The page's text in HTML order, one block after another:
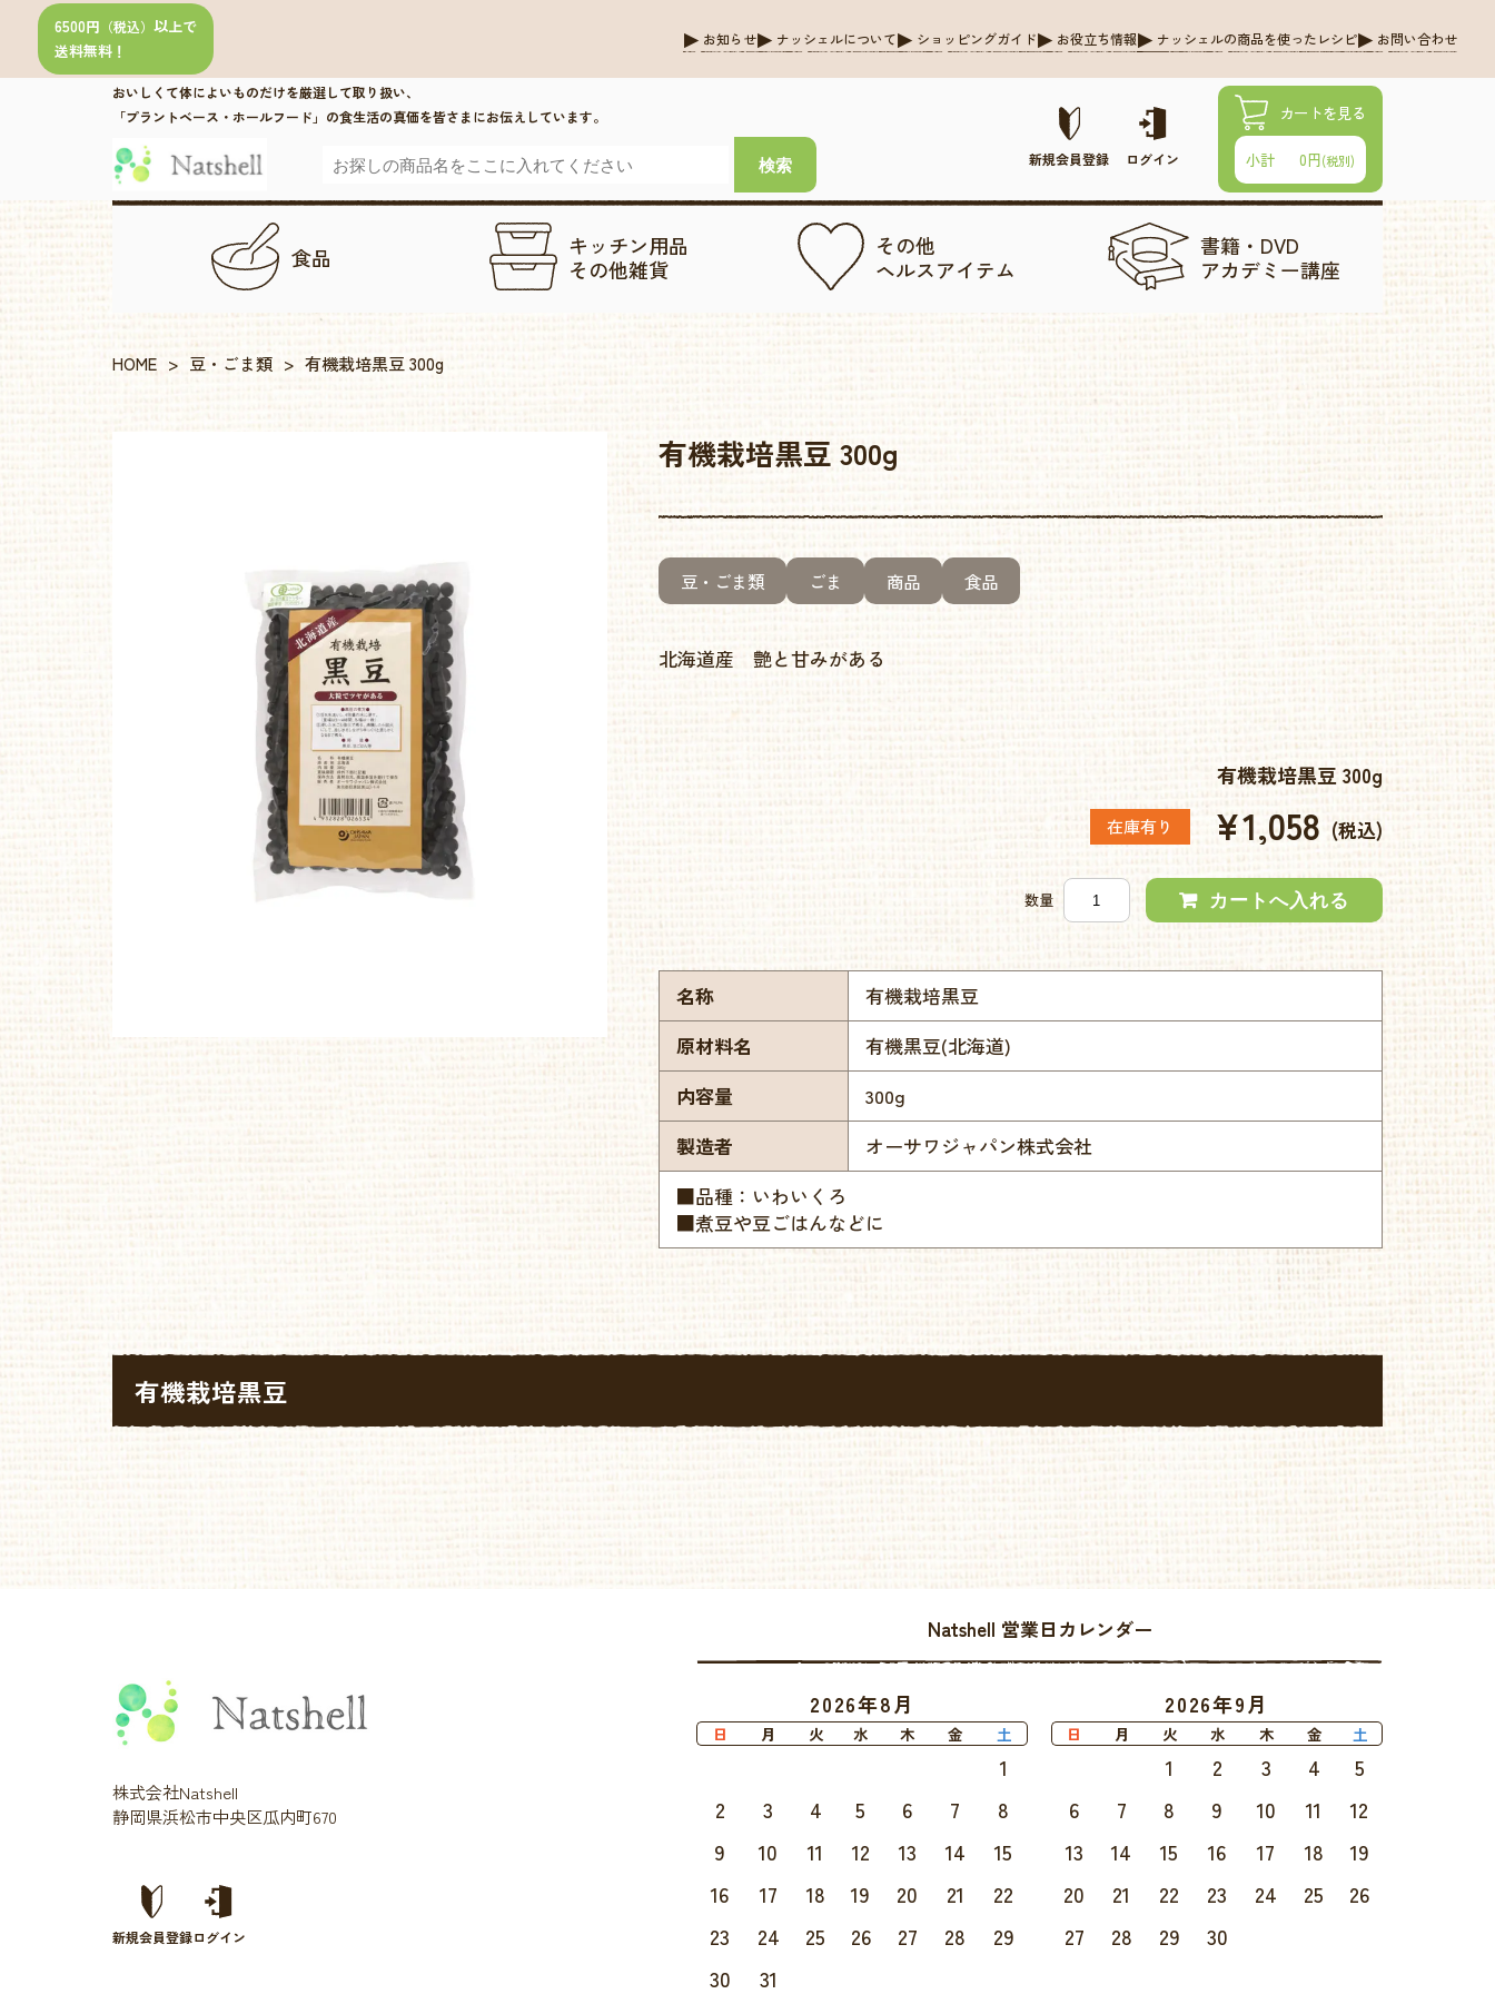
6500円 （税込） 以上で
送料無料！
お知らせ ナッシェルについて ショッピングガイド お役立ち情報 ナッシェルの商品を使ったレシピ お問い合わせ
おいしくて体によいものだけを厳選して取り扱い、
「プラントベース・ホールフード」の食生活の真価を皆さまにお伝えしています。
新規会員登録 ログイン
カートを見る
小計 0円(税別)
食品
キッチン用品
その他雑貨
その他
ヘルスアイテム
書籍・DVD
アカデミー講座
HOME > 豆・ごま類 > 有機栽培黒豆 300g
有機栽培黒豆 300g
豆・ごま類 ごま 商品 食品
北海道産 艶と甘みがある
有機栽培黒豆 300g
在庫有り ¥1,058 (税込)
数量
名称
有機栽培黒豆
原材料名
有機黒豆(北海道)
内容量
300g
製造者
オーサワジャパン株式会社
■品種：いわいくろ
■煮豆や豆ごはんなどに
有機栽培黒豆
株式会社Natshell
静岡県浜松市中央区瓜内町670
新規会員登録ログイン
Natshell 営業日カレンダー
2026年8月
日 月 火 水 木 金 土
1
2
3 4 5 6 7
8
9
10 11 12 13 14
15
16
17 18 19 20 21
22
23
24 25 26 27 28
29
30
31
2026年9月
日 月 火 水 木 金 土
1 2 3 4
5
6
7 8 9 10 11
12
13
14 15 16 17 18
19
20
21 22 23 24 25
26
27
28 29 30